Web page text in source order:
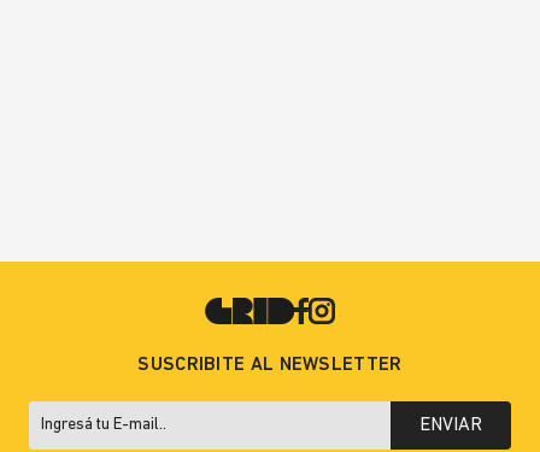
SUSCRIBITE AL NEWSLETTER
ENVIAR